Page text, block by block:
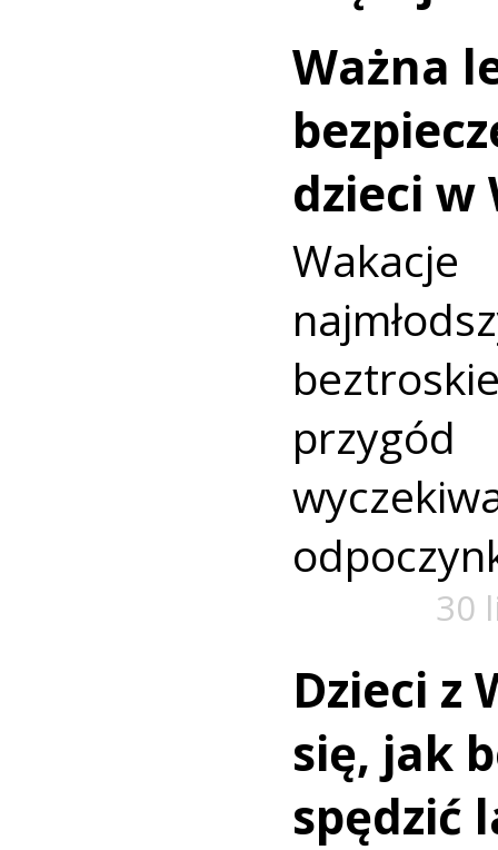
Ważna
dzieci w
30
Dzieci z
się, jak
spędzić